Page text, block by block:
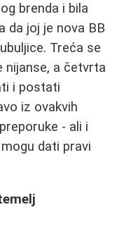
brenda i bila
da joj je nova BB
Treća se
nijanse, a četvrta
i postati
iz ovakvih
- ali i
dati pravi